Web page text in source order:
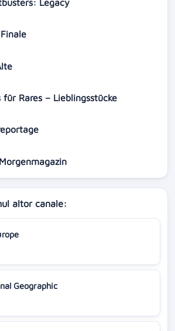
Legacy
für Rares – Lieblingsstücke
altor canale:
Geographic